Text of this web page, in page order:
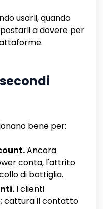
usarli, quando
a dovere per
bene per:
Ancora
conta, l'attrito
di bottiglia.
I clienti
cattura il contatto